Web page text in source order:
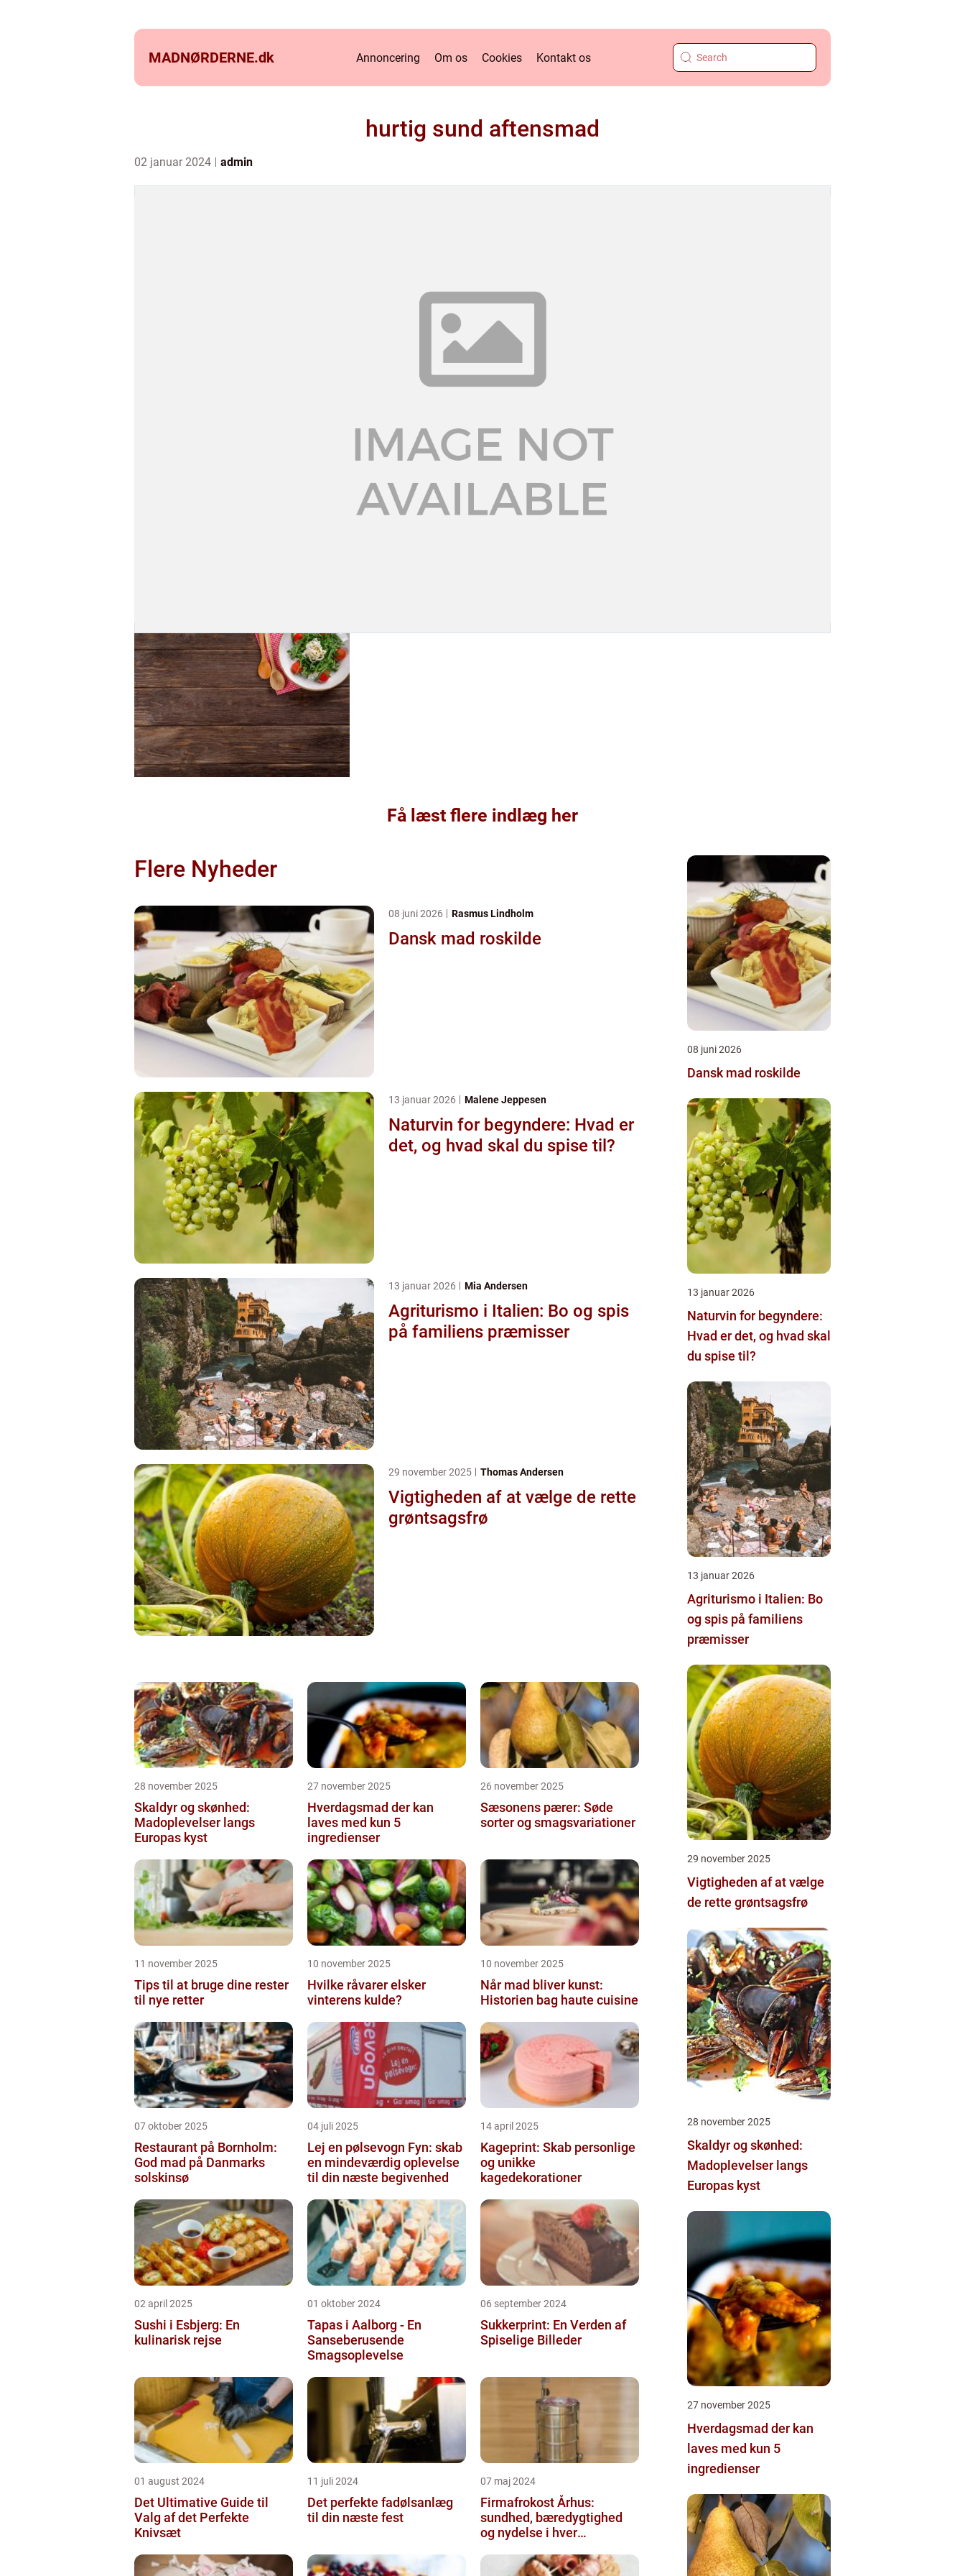
MADNØRDERNE.dk Annoncering Om os Cookies Kontakt os
hurtig sund aftensmad
02 januar 2024 admin
Få læst flere indlæg her
Flere Nyheder
08 juni 2026 Rasmus Lindholm
Dansk mad roskilde
13 januar 2026 Malene Jeppesen
Naturvin for begyndere: Hvad er
det, og hvad skal du spise til?
13 januar 2026 Mia Andersen
Agriturismo i Italien: Bo og spis
på familiens præmisser
29 november 2025 Thomas Andersen
Vigtigheden af at vælge de rette
grøntsagsfrø
28 november 2025
Skaldyr og skønhed:
Madoplevelser langs
Europas kyst
27 november 2025
Hverdagsmad der kan
laves med kun 5
ingredienser
26 november 2025
Sæsonens pærer: Søde
sorter og smagsvariationer
11 november 2025
Tips til at bruge dine rester
til nye retter
10 november 2025
Hvilke råvarer elsker
vinterens kulde?
10 november 2025
Når mad bliver kunst:
Historien bag haute cuisine
07 oktober 2025
Restaurant på Bornholm:
God mad på Danmarks
solskinsø
04 juli 2025
Lej en pølsevogn Fyn: skab
en mindeværdig oplevelse
til din næste begivenhed
14 april 2025
Kageprint: Skab personlige
og unikke
kagedekorationer
02 april 2025
Sushi i Esbjerg: En
kulinarisk rejse
01 oktober 2024
Tapas i Aalborg - En
Sanseberusende
Smagsoplevelse
06 september 2024
Sukkerprint: En Verden af
Spiselige Billeder
01 august 2024
Det Ultimative Guide til
Valg af det Perfekte
Knivsæt
11 juli 2024
Det perfekte fadølsanlæg
til din næste fest
07 maj 2024
Firmafrokost Århus:
sundhed, bæredygtighed
og nydelse i hver
08 juni 2026
Dansk mad roskilde
13 januar 2026
Naturvin for begyndere:
Hvad er det, og hvad skal
du spise til?
13 januar 2026
Agriturismo i Italien: Bo
og spis på familiens
præmisser
29 november 2025
Vigtigheden af at vælge
de rette grøntsagsfrø
28 november 2025
Skaldyr og skønhed:
Madoplevelser langs
Europas kyst
27 november 2025
Hverdagsmad der kan
laves med kun 5
ingredienser